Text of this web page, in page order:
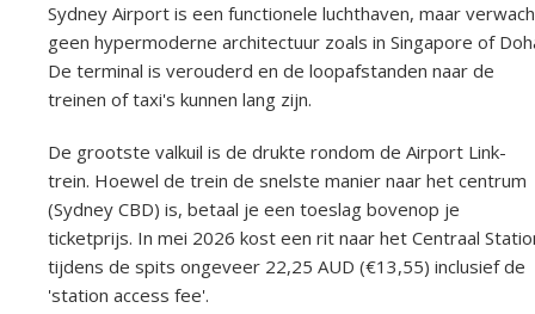
Sydney Airport is een functionele luchthaven, maar
geen hypermoderne architectuur zoals in Singapore of
De terminal is verouderd en de loopafstanden naar de
treinen of taxi's kunnen lang zijn.
De grootste valkuil is de drukte rondom de Airport Link-
trein. Hoewel de trein de snelste manier naar het centrum
(Sydney CBD) is, betaal je een toeslag bovenop je
ticketprijs. In mei 2026 kost een rit naar het Centraal
tijdens de spits ongeveer 22,25 AUD (€13,55) inclusief de
'station access fee'.